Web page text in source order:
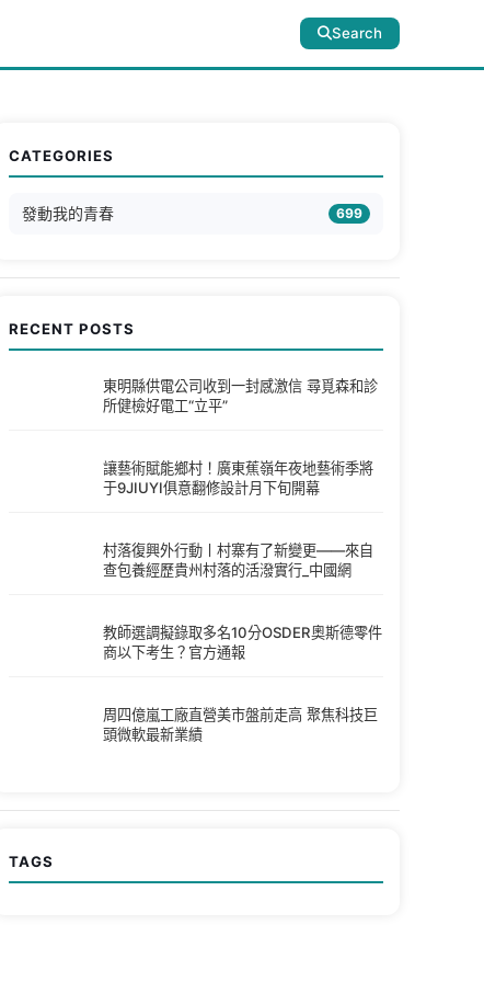
Search
CATEGORIES
發動我的青春 699
RECENT POSTS
東明縣供電公司收到一封感激信 尋覓森和診
所健檢好電工“立平”
讓藝術賦能鄉村！廣東蕉嶺年夜地藝術季將
于9JIUYI俱意翻修設計月下旬開幕
村落復興外行動丨村寨有了新變更——來自
查包養經歷貴州村落的活潑實行_中國網
教師選調擬錄取多名10分OSDER奧斯德零件
商以下考生？官方通報
周四億嵐工廠直營美市盤前走高 聚焦科技巨
頭微軟最新業績
TAGS